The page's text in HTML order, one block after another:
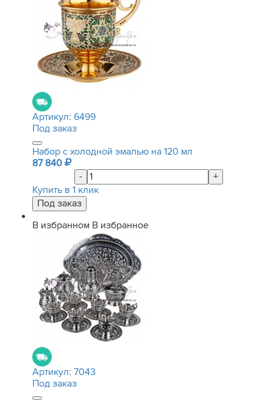
Артикул: 6499
Под заказ
Набор с холодной эмалью на 120 мл
87 840
-
+
Купить в 1 клик
В избранном В избранное
Артикул: 7043
Под заказ